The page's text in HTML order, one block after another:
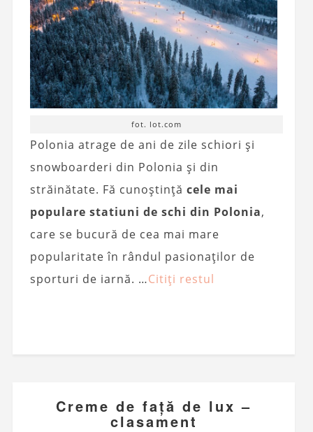
fot. lot.com
Polonia atrage de ani de zile schiori și
snowboarderi din Polonia și din
străinătate. Fă cunoștință cele mai
populare statiuni de schi din Polonia,
care se bucură de cea mai mare
popularitate în rândul pasionaților de
sporturi de iarnă. …Citiți restul
Creme de față de lux –
clasament